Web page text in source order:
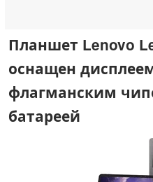
Планшет Lenovo
оснащен
флагманским
батареей